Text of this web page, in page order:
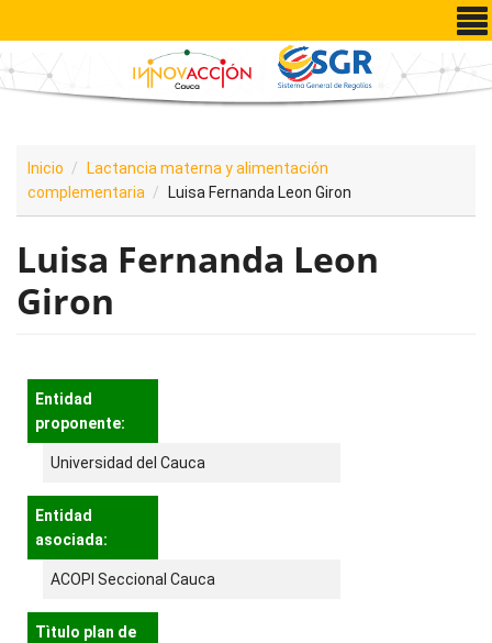
Pasar al contenido principal
Inicio
Lactancia materna y alimentación
complementaria
Luisa Fernanda Leon Giron
Luisa Fernanda Leon
Giron
Entidad
proponente:
Universidad del Cauca
Entidad
asociada:
ACOPI Seccional Cauca
Tìtulo plan de